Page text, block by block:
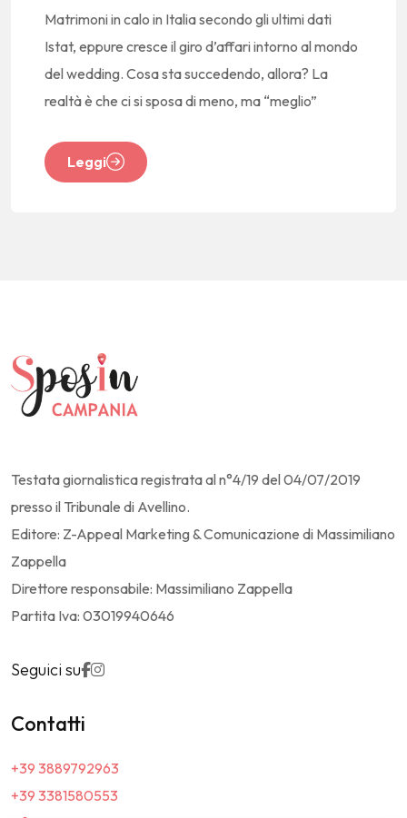
Matrimoni in calo in Italia secondo gli ultimi dati
Istat, eppure cresce il giro d’affari intorno al mondo
del wedding. Cosa sta succedendo, allora? La
realtà è che ci si sposa di meno, ma “meglio”
Leggi
Testata giornalistica registrata al n°4/19 del 04/07/2019
presso il Tribunale di Avellino.
Editore: Z-Appeal Marketing & Comunicazione di Massimiliano
Zappella
Direttore responsabile: Massimiliano Zappella
Partita Iva: 03019940646
Seguici su
Contatti
+39 3889792963
+39 3381580553